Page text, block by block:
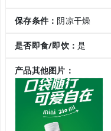
保存条件： 阴凉干燥
是否即食/即饮：是
产品其他图片：